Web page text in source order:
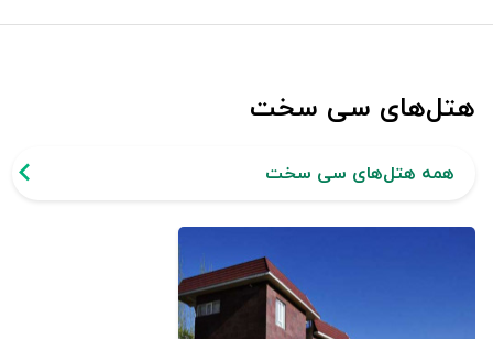
هتل‌های سی سخت
همه هتل‌های سی سخت